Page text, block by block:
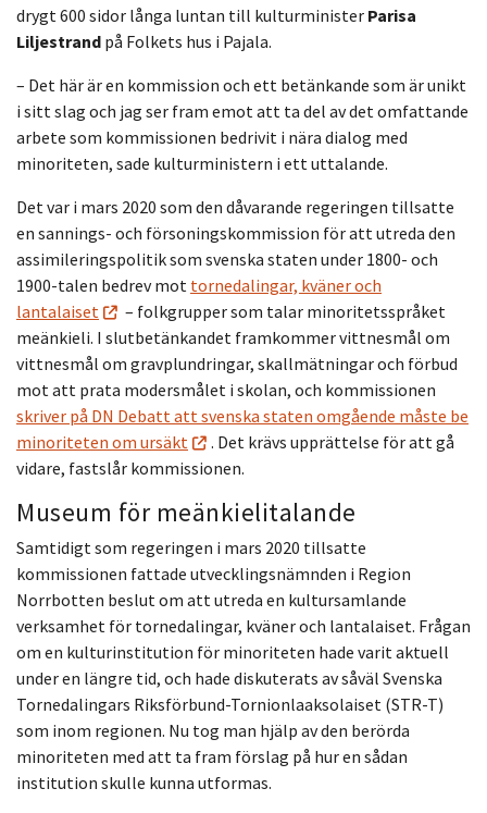
drygt 600 sidor långa luntan till kulturminister Parisa
Liljestrand på Folkets hus i Pajala.
– Det här är en kommission och ett betänkande som är unikt
i sitt slag och jag ser fram emot att ta del av det omfattande
arbete som kommissionen bedrivit i nära dialog med
minoriteten, sade kulturministern i ett uttalande.
Det var i mars 2020 som den dåvarande regeringen tillsatte
en sannings- och försoningskommission för att utreda den
assimileringspolitik som svenska staten under 1800- och
1900-talen bedrev mot tornedalingar, kväner och
lantalaiset
– folkgrupper som talar minoritetsspråket
meänkieli. I slutbetänkandet framkommer vittnesmål om
vittnesmål om gravplundringar, skallmätningar och förbud
mot att prata modersmålet i skolan, och kommissionen
skriver på DN Debatt att svenska staten omgående måste be
minoriteten om ursäkt
. Det krävs upprättelse för att gå
vidare, fastslår kommissionen.
Museum för meänkielitalande
Samtidigt som regeringen i mars 2020 tillsatte
kommissionen fattade utvecklingsnämnden i Region
Norrbotten beslut om att utreda en kultursamlande
verksamhet för tornedalingar, kväner och lantalaiset. Frågan
om en kulturinstitution för minoriteten hade varit aktuell
under en längre tid, och hade diskuterats av såväl Svenska
Tornedalingars Riksförbund-Tornionlaaksolaiset (STR-T)
som inom regionen. Nu tog man hjälp av den berörda
minoriteten med att ta fram förslag på hur en sådan
institution skulle kunna utformas.